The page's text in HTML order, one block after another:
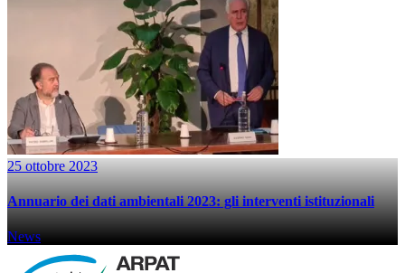
25 ottobre 2023
Annuario dei dati ambientali 2023: gli interventi istituzionali
News